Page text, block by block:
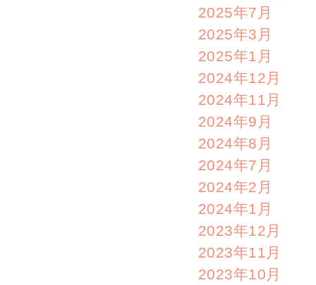
2025年7月
2025年3月
2025年1月
2024年12月
2024年11月
2024年9月
2024年8月
2024年7月
2024年2月
2024年1月
2023年12月
2023年11月
2023年10月